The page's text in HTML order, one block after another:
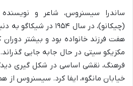
ساندرا سیسنروس، شاعر و نویسنده
(چیکانو)، در سال ۱۹۵۴
هفت فرزند خانواده بود و بیشتر
مکزیکو سیتی در حال جابه جایی
فرهنگ، نقشی اساسی در شکل گیری
خیابان مانگو»، ایفا کرد. سیسنروس از